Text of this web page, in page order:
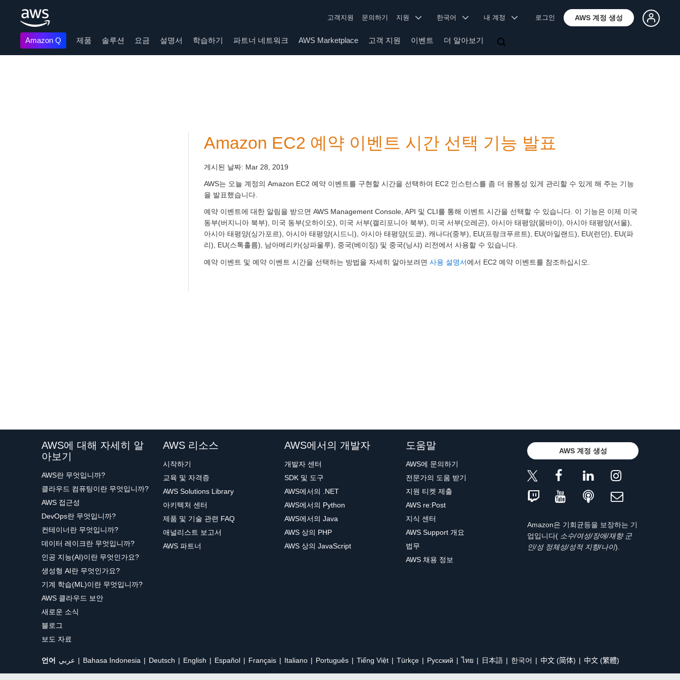
고객지원 문의하기 지원 한국어 내 계정 로그인 AWS 계정 생성
Amazon Q 제품 솔루션 요금 설명서 학습하기 파트너 네트워크 AWS Marketplace 고객 지원 이벤트 더 알아보기
Amazon EC2 예약 이벤트 시간 선택 기능 발표
게시된 날짜: Mar 28, 2019
AWS는 오늘 계정의 Amazon EC2 예약 이벤트를 구현할 시간을 선택하여 EC2 인스턴스를 좀 더 융통성 있게 관리할 수 있게 해 주는 기능
을 발표했습니다.
예약 이벤트에 대한 알림을 받으면 AWS Management Console, API 및 CLI를 통해 이벤트 시간을 선택할 수 있습니다. 이 기능은 이제 미국
동부(버지니아 북부), 미국 동부(오하이오), 미국 서부(캘리포니아 북부), 미국 서부(오레곤), 아시아 태평양(뭄바이), 아시아 태평양(서울),
아시아 태평양(싱가포르), 아시아 태평양(시드니), 아시아 태평양(도쿄), 캐나다(중부), EU(프랑크푸르트), EU(아일랜드), EU(런던), EU(파
리), EU(스톡홀름), 남아메리카(상파울루), 중국(베이징) 및 중국(닝샤) 리전에서 사용할 수 있습니다.
예약 이벤트 및 예약 이벤트 시간을 선택하는 방법을 자세히 알아보려면 사용 설명서에서 EC2 예약 이벤트를 참조하십시오.
AWS에 대해 자세히 알
아보기
AWS란 무엇입니까?
클라우드 컴퓨팅이란 무엇입니까?
AWS 접근성
DevOps란 무엇입니까?
컨테이너란 무엇입니까?
데이터 레이크란 무엇입니까?
인공 지능(AI)이란 무엇인가요?
생성형 AI란 무엇인가요?
기계 학습(ML)이란 무엇입니까?
AWS 클라우드 보안
새로운 소식
블로그
보도 자료
AWS 리소스
시작하기
교육 및 자격증
AWS Solutions Library
아키텍처 센터
제품 및 기술 관련 FAQ
애널리스트 보고서
AWS 파트너
AWS에서의 개발자
개발자 센터
SDK 및 도구
AWS에서의 .NET
AWS에서의 Python
AWS에서의 Java
AWS 상의 PHP
AWS 상의 JavaScript
도움말
AWS에 문의하기
전문가의 도움 받기
지원 티켓 제출
AWS re:Post
지식 센터
AWS Support 개요
법무
AWS 채용 정보
AWS 계정 생성
Amazon은 기회균등을 보장하는 기
업입니다( 소수/여성/장애/재향 군
인/성 정체성/성적 지향/나이).
언어 عربي Bahasa Indonesia Deutsch English Español Français Italiano Português Tiếng Việt Türkçe Ρусский ไทย 日本語 한국어 中文 (简体) 中文 (繁體)